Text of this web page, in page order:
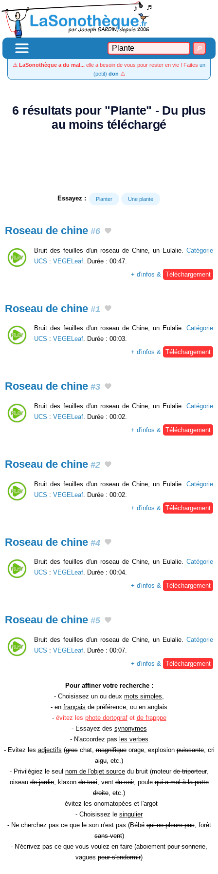
⚠️ LaSonothèque a du mal... elle a besoin de vous pour rester en vie ! Faites un
(petit) don ⚠️
6 résultats pour "Plante" - Du plus
au moins téléchargé
Essayez : Planter Une plante
Roseau de chine #6
Bruit des feuilles d'un roseau de Chine, un Eulalie. Catégorie
UCS : VEGELeaf . Durée : 00:47.
+ d'infos &
Téléchargement
Roseau de chine #1
Bruit des feuilles d'un roseau de Chine, un Eulalie. Catégorie
UCS : VEGELeaf. Durée : 00:03.
+ d'infos & Téléchargement
Roseau de chine #3
Bruit des feuilles d'un roseau de Chine, un Eulalie. Catégorie
UCS : VEGELeaf . Durée : 00:02.
+ d'infos &
Téléchargement
Roseau de chine #2
Bruit des feuilles d'un roseau de Chine, un Eulalie. Catégorie
UCS : VEGELeaf . Durée : 00:02.
+ d'infos &
Téléchargement
Roseau de chine #4
Bruit des feuilles d'un roseau de Chine, un Eulalie. Catégorie
UCS : VEGELeaf. Durée : 00:04.
+ d'infos & Téléchargement
Roseau de chine #5
Bruit des feuilles d'un roseau de Chine, un Eulalie. Catégorie
UCS : VEGELeaf . Durée : 00:07.
+ d'infos &
Téléchargement
Pour affiner votre recherche :
- Choisissez un ou deux mots simples
- en français de préférence, ou en anglais
- évitez les phote dortografet de frapppe
- Essayez des synonymes
- N'accordez pas les verbes
- Evitez les adjectifs (groschat,magnifiqueorage, explosionpuissante, cri
aigu , etc.)
- Privilégiez le seul nom de l'objet source du bruit (moteur de triporteur,
oiseaude jardin, klaxonde taxi, ventdu soir, poulequi a mal à la patte
droite , etc.)
- évitez les onomatopées et l'argot
- Choisissez le singulier
- Ne cherchez pas ce que le son n'est pas (Bébéqui ne pleure pas, forêt
sans vent)
- N'écrivez pas ce que vous voulez en faire (aboiement pour sonnerie
vagues pour s'endormir)